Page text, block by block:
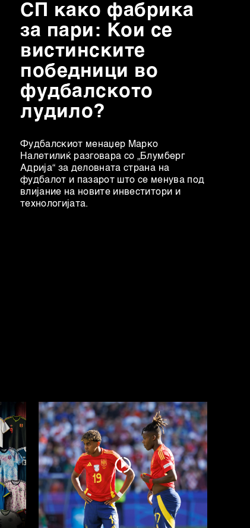
СП како фабрика
за пари: Кои се
вистинските
победници во
фудбалското
лудило?
Фудбалскиот менаџер Марко
Налетилиќ разговара со „Блумберг
Адрија“ за деловната страна на
фудбалот и пазарот што се менува под
влијание на новите инвеститори и
технологијата.